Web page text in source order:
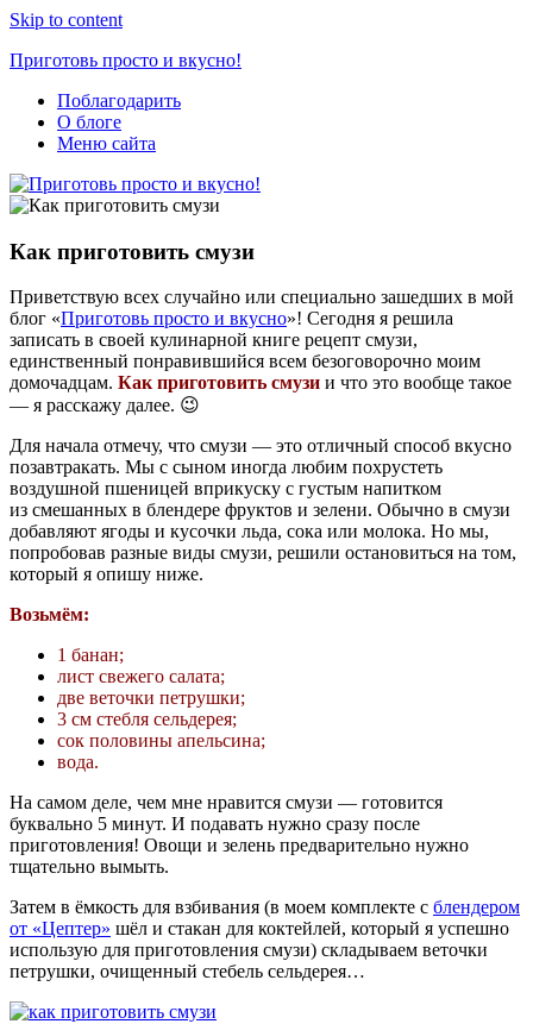
Skip to content
Приготовь просто и вкусно!
Простые
рецепты
каждый
день
Поблагодарить
О блоге
Меню сайта
Как приготовить смузи
Приветствую всех случайно или специально зашедших в мой
блог «Приготовь просто и вкусно»! Сегодня я решила
записать в своей кулинарной книге рецепт смузи,
единственный понравившийся всем безоговорочно моим
домочадцам. Как приготовить смузи и что это вообще такое
— я расскажу далее. 😉
Для начала отмечу, что смузи — это отличный способ вкусно
позавтракать. Мы с сыном иногда любим похрустеть
воздушной пшеницей вприкуску с густым напитком
из смешанных в блендере фруктов и зелени. Обычно в смузи
добавляют ягоды и кусочки льда, сока или молока. Но мы,
попробовав разные виды смузи, решили остановиться на том,
который я опишу ниже.
Возьмём:
1 банан;
лист свежего салата;
две веточки петрушки;
3 см стебля сельдерея;
сок половины апельсина;
вода.
На самом деле, чем мне нравится смузи — готовится
буквально 5 минут. И подавать нужно сразу после
приготовления! Овощи и зелень предварительно нужно
тщательно вымыть.
Затем в ёмкость для взбивания (в моем комплекте с блендером
от «Цептер» шёл и стакан для коктейлей, который я успешно
использую для приготовления смузи) складываем веточки
петрушки, очищенный стебель сельдерея…